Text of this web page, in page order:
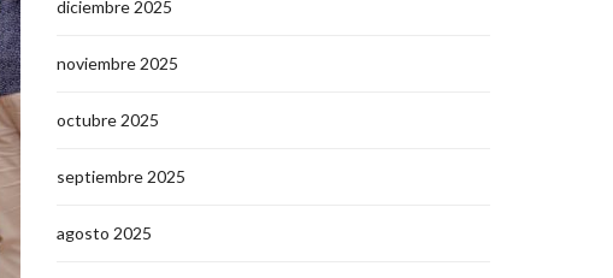
diciembre 2025
noviembre 2025
octubre 2025
septiembre 2025
agosto 2025